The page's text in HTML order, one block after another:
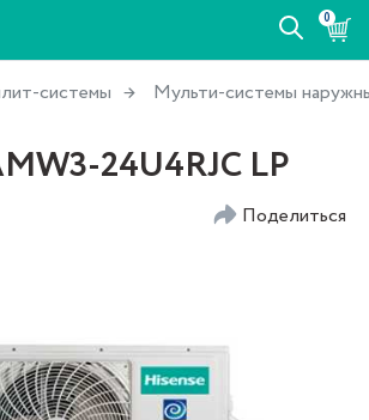
0
системы
Мульти-системы
24U4RJC LP
Поделиться